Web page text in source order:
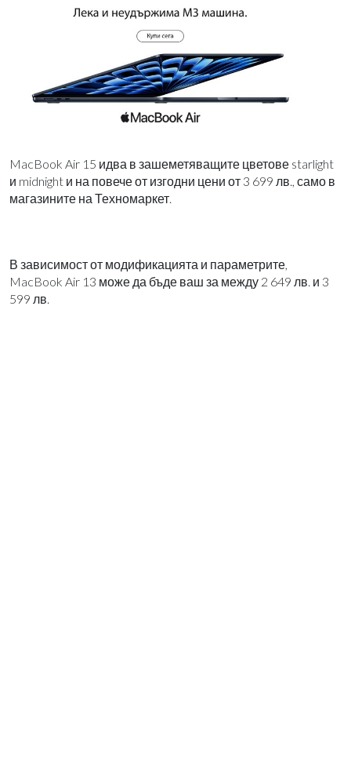
MacBook Air 15 идва в зашеметяващите цветове starlight
и midnight и на повече от изгодни цени от 3 699 лв., само в
магазините на Техномаркет.
В зависимост от модификацията и параметрите,
MacBook Air 13 може да бъде ваш за между 2 649 лв. и 3
599 лв.